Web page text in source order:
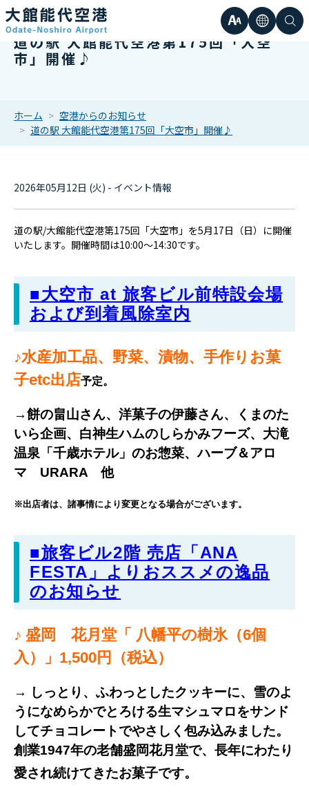
文
サ
ズ
言検
道の駅 大館能代空港第175回「大空
市」開催♪
ホーム
空港からのお知らせ
道の駅 大館能代空港第175回「大空市」開催♪
2026年05月12日 (火) - イベント情報
道の駅/大館能代空港第175回「大空市」を5月17日（日）に開催
いたします。開催時間は10:00～14:30です。
■大空市 at 旅客ビル前特設会場
および到着風除室内
♪水産加工品、野菜、漬物、手作りお菓
子etc出店予定。
→餅の畠山さん、洋菓子の伊藤さん、くまのた
いら企画、 白神生ハムのしらかみフーズ、 大滝
温泉「千歳ホテル」のお惣菜、ハーブ＆アロ
マ URARA 他
※出店者は、諸事情により変更となる場合がございます。
■旅客ビル2階 売店「ANA
FESTA」よりおススメの逸品
のお知らせ
♪ 盛岡 花月堂 「 八幡平の樹氷（6個
入）
」 1,500円（税込）
→ しっとり、ふわっとしたクッキーに、雪のよ
うになめらかでとろける生マシュマロをサンド
してチョコレートでやさしく包み込みました。
創業1947年の老舗盛岡花月堂で、長年にわたり
愛され続けてきたお菓子です。